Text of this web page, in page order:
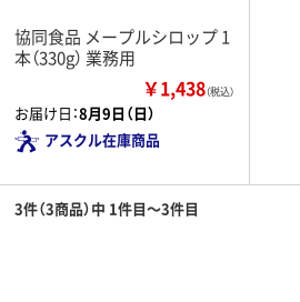
協同食品 メープルシロップ 1
本（330g） 業務用
￥1,438（税込）
お届け日：8月9日（日）
アスクル在庫商品
3件（3商品）中 1件目～3件目